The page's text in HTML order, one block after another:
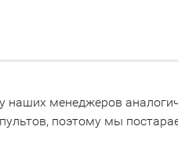
у наших менеджеров
поэтому мы